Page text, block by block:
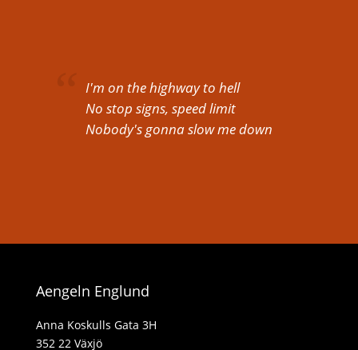
I'm on the highway to hell
No stop signs, speed limit
Nobody's gonna slow me down
Aengeln Englund
Anna Koskulls Gata 3H
352 22 Växjö